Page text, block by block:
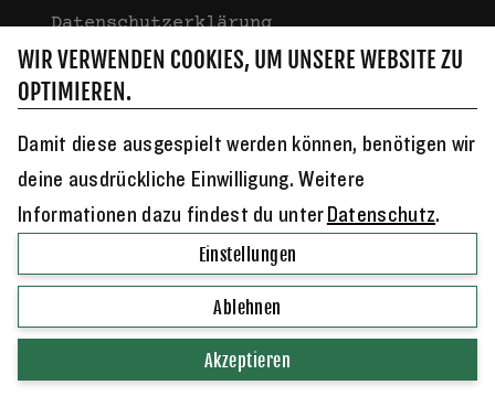
Datenschutzerklärung
Jucker Farm AG ⋅ Dorfstrasse 23 ⋅ CH-8607 Seegräben ⋅+41
44 934 34 84⋅info@juckerfarm.ch
© Copyright 2026 Jucker Farm AG
Impressum & Datenschutzerklärung
WIR VERWENDEN COOKIES, UM UNSERE WEBSITE ZU
OPTIMIEREN.
Damit diese ausgespielt werden können, benötigen wir
deine ausdrückliche Einwilligung. Weitere
Informationen dazu findest du unter Datenschutz.
Einstellungen
Ablehnen
Akzeptieren